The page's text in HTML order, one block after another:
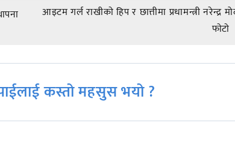
आइटम गर्ल राखीकाे हिप र छात्तीमा प्रधामन्त्री नरेन्द्र
फाेटाे
कस्तो महसुस भयो ?